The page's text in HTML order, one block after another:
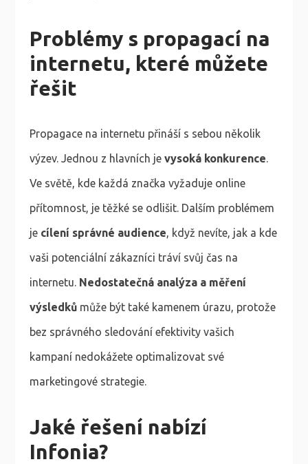
Problémy s propagací na
internetu, které můžete
řešit
Propagace na internetu přináší s sebou několik
výzev. Jednou z hlavních je vysoká konkurence
Ve světě, kde každá značka vyžaduje online
přítomnost, je těžké se odlišit. Dalším problémem
je cílení správné audience , když nevíte, jak a kde
vaši potenciální zákazníci tráví svůj čas na
internetu. Nedostatečná analýza a měření
výsledkůmůže být také kamenem úrazu, protože
bez správného sledování efektivity vašich
kampaní nedokážete optimalizovat své
marketingové strategie.
Jaké řešení nabízí
Infonia?